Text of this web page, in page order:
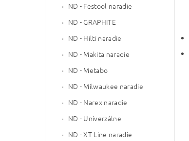
ND - Festool naradie
ND - GRAPHITE
ND - Hilti naradie
ND - Makita naradie
ND - Metabo
ND - Milwaukee naradie
ND - Narex naradie
ND - Univerzálne
ND - XT Line naradie